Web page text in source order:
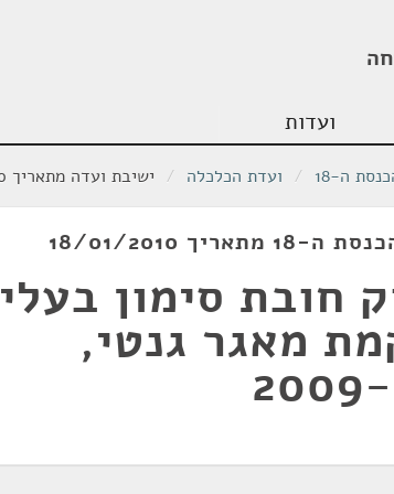
ועדות
ה-18 / ועדת הכלכלה / ישיבת ועדה מתאריך 18/01/2010
18/01/2010
חובת סימון בעלי
מאגר גנטי,